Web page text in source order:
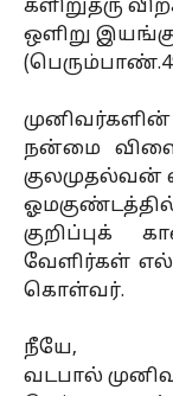
களிறுதரு
ஒளிறு
நன்மை
குலமுதல்வன்
குறிப்புக்
வேளிர்கள்
கொள்வர்.
நீயே,
வடபால்